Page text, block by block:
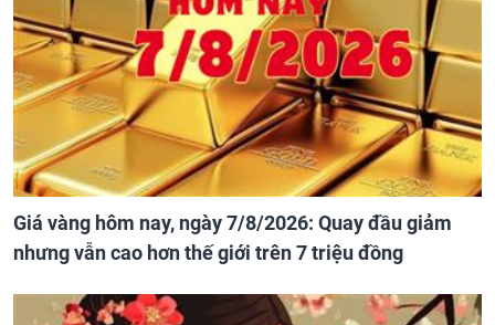
Giá vàng hôm nay, ngày 7/8/2026: Quay đầu giảm
nhưng vẫn cao hơn thế giới trên 7 triệu đồng